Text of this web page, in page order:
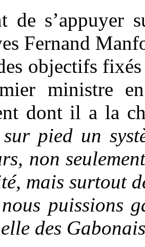
de s’appuyer
Fernand
objectifs
ministre
dont il a la
sur pied un
non
mais surtout
puissions
des